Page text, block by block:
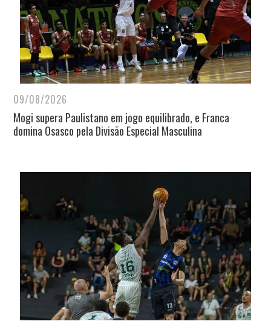
09/08/2026
Mogi supera Paulistano em jogo equilibrado, e Franca
domina Osasco pela Divisão Especial Masculina